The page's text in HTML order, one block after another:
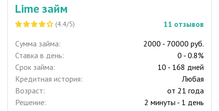
Lime займ
(4.4/5) 11 отзывов
Сумма займа:
2000 - 70000 руб.
Ставка в день:
0 - 0.8%
Срок займа:
10 - 168 дней
Кредитная история:
Любая
Возраст:
от 21 года
Решение:
2 минуты - 1 день